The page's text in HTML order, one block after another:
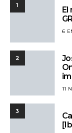
1
El
6
2
11
3